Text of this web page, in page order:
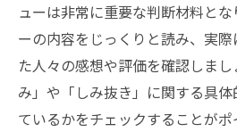
ューは非常に重要な判断材料と
ーの内容をじっくりと読み、実
た人々の感想や評価を確認しま
み」や「しみ抜き」に関する具
ているかをチェックすることがポ